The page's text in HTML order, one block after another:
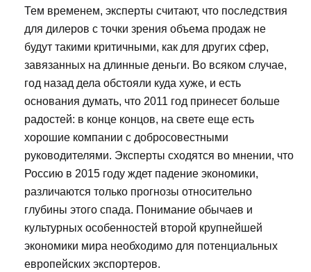
Тем временем, эксперты считают, что последствия
для дилеров с точки зрения объема продаж не
будут такими критичными, как для других сфер,
завязанных на длинные деньги. Во всяком случае,
год назад дела обстояли куда хуже, и есть
основания думать, что 2011 год принесет больше
радостей: в конце концов, на свете еще есть
хорошие компании с добросовестными
руководителями. Эксперты сходятся во мнении, что
Россию в 2015 году ждет падение экономики,
различаются только прогнозы относительно
глубины этого спада. Понимание обычаев и
культурных особенностей второй крупнейшей
экономики мира необходимо для потенциальных
европейских экспортеров.